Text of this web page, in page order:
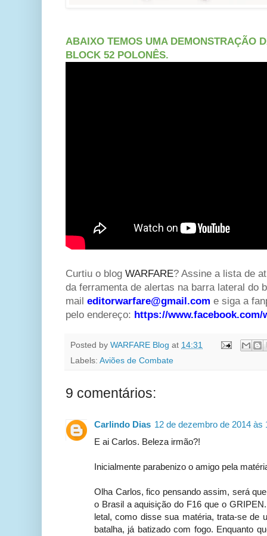
ABAIXO TEMOS UMA DEMONSTRAÇÃO
BLOCK 52 POLONÊS.
Curtiu o blog WARFARE? Assine a lista de
da ferramenta de alertas na barra lateral do
mail editorwarfare@gmail.com e siga a
pelo endereço: https://www.facebook.com/
Posted by WARFARE Blog at 14:31
Labels: Aviões de Combate
9 comentários:
Carlindo Dias 12 de dezembro de 2014 às
E ai Carlos. Beleza irmão?!
Inicialmente parabenizo o amigo pela
Olha Carlos, fico pensando assim, será
o Brasil a aquisição do F16 que o
letal, como disse sua matéria, trata-se de
batalha, já batizado com fogo. Enquanto